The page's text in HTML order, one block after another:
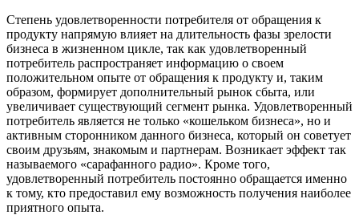
Степень удовлетворенности потребителя от обращения к
продукту напрямую влияет на длительность фазы зрелости
бизнеса в жизненном цикле, так как удовлетворенный
потребитель распространяет информацию о своем
положительном опыте от обращения к продукту и, таким
образом, формирует дополнительный рынок сбыта, или
увеличивает существующий сегмент рынка. Удовлетворенный
потребитель является не только «кошельком бизнеса», но и
активным сторонником данного бизнеса, который он советует
своим друзьям, знакомым и партнерам. Возникает эффект так
называемого «сарафанного радио». Кроме того,
удовлетворенный потребитель постоянно обращается именно
к тому, кто предоставил ему возможность получения наиболее
приятного опыта.